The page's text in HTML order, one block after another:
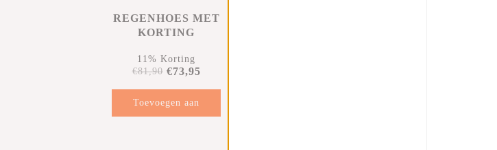
REGENHOES MET
KORTING
11% Korting
€81,90 €73,95
Toevoegen aan